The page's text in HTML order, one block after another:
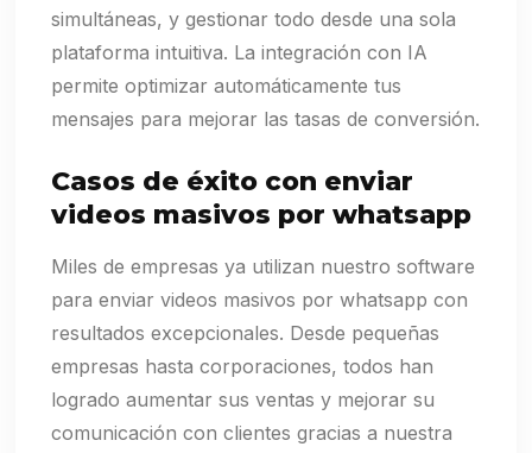
simultáneas, y gestionar todo desde una sola
plataforma intuitiva. La integración con IA
permite optimizar automáticamente tus
mensajes para mejorar las tasas de conversión.
Casos de éxito con enviar
videos masivos por whatsapp
Miles de empresas ya utilizan nuestro software
para enviar videos masivos por whatsapp con
resultados excepcionales. Desde pequeñas
empresas hasta corporaciones, todos han
logrado aumentar sus ventas y mejorar su
comunicación con clientes gracias a nuestra